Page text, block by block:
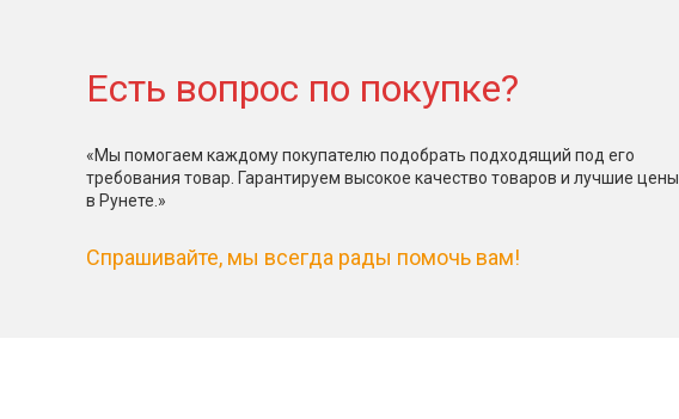
Есть вопрос по покупке?
«Мы помогаем каждому покупателю подобрать подходящий под его
требования товар. Гарантируем высокое качество товаров и лучшие цены
в Рунете.»
Спрашивайте, мы всегда рады помочь вам!